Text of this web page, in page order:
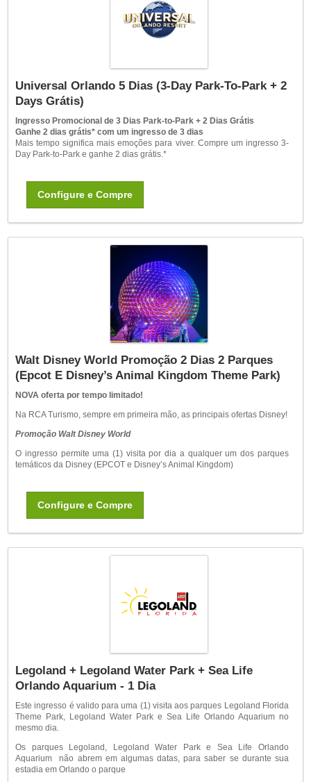
Universal Orlando 5 Dias (3-Day Park-To-Park + 2
Days Grátis)
Ingresso Promocional de 3 Dias Park-to-Park + 2 Dias Grátis
Ganhe 2 dias grátis* com um ingresso de 3 dias
Mais tempo significa mais emoções para viver. Compre um ingresso 3-
Day Park-to-Park e ganhe 2 dias grátis.*
Configure e Compre
Walt Disney World Promoção 2 Dias 2 Parques
(Epcot E Disney’s Animal Kingdom Theme Park)
NOVA oferta por tempo limitado!
Na RCA Turismo, sempre em primeira mão, as principais ofertas Disney!
Promoção Walt Disney World
O ingresso permite uma (1) visita por dia a qualquer um dos parques
temáticos da Disney (EPCOT e Disney’s Animal Kingdom)
Configure e Compre
Legoland + Legoland Water Park + Sea Life
Orlando Aquarium - 1 Dia
Este ingresso é valido para uma (1) visita aos parques Legoland Florida
Theme Park, Legoland Water Park e Sea Life Orlando Aquarium no
mesmo dia.
Os parques Legoland, Legoland Water Park e Sea Life Orlando
Aquarium não abrem em algumas datas, para saber se durante sua
estadia em Orlando o parque